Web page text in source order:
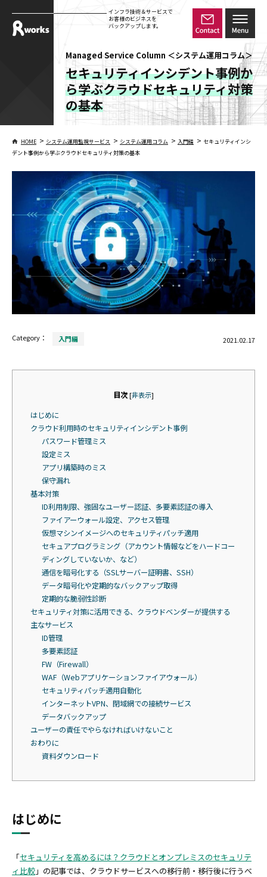
インフラ技術＆サービスで
お客様のビジネスを
バックアップします。
Managed Service Column ＜システム運用コラム＞
セキュリティインシデント事例か
ら学ぶクラウドセキュリティ対策
の基本
HOME > システム運用監視サービス > システム運用コラム > 入門編 > セキュリティインシ
デント事例から学ぶクラウドセキュリティ対策の基本
Category： 入門編 2021.02.17
目次[非表示]
はじめに
クラウド利用時のセキュリティインシデント事例
パスワード管理ミス
設定ミス
アプリ構築時のミス
保守漏れ
基本対策
ID利用制限、強固なユーザー認証、多要素認証の導入
ファイアーウォール設定、アクセス管理
仮想マシンイメージへのセキュリティパッチ適用
セキュアプログラミング（アカウント情報などをハードコー
ディングしていないか、など）
通信を暗号化する（SSLサーバー証明書、SSH）
データ暗号化や定期的なバックアップ取得
定期的な脆弱性診断
セキュリティ対策に活用できる、クラウドベンダーが提供する
主なサービス
ID管理
多要素認証
FW（Firewall）
WAF（Webアプリケーションファイアウォール）
セキュリティパッチ適用自動化
インターネットVPN、閉域網での接続サービス
データバックアップ
ユーザーの責任でやらなければいけないこと
おわりに
資料ダウンロード
はじめに
「セキュリティを高めるには？クラウドとオンプレミスのセキュリテ
ィ比較 」の記事では、クラウドサービスへの移行前・移行後に行うべ